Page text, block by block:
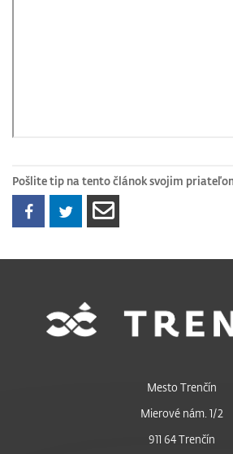
Pošlite tip na tento článok svojim
Mesto Trenčín
Mierové nám. 1/2
911 64 Trenčín